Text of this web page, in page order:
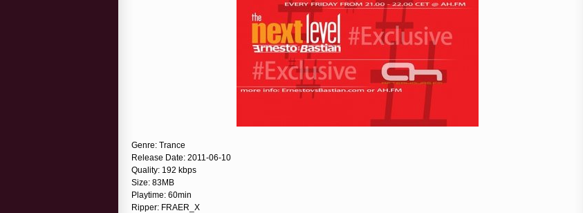
Genre: Trance
Release Date: 2011-06-10
Quality: 192 kbps
Size: 83MB
Playtime: 60min
Ripper: FRAER_X